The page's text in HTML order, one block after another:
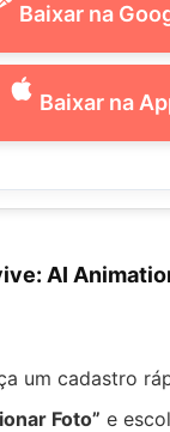
Baixar na
Baixar na
AI
um cadastro
Foto” e